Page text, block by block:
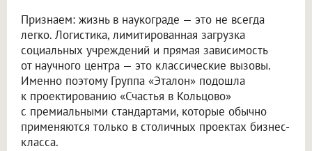
Признаем: жизнь в наукограде — это не всегда
легко. Логистика, лимитированная загрузка
социальных учреждений и прямая зависимость
от научного центра — это классические вызовы.
Именно поэтому Группа «Эталон» подошла
к проектированию «Счастья в Кольцово»
с премиальными стандартами, которые обычно
применяются только в столичных проектах бизнес-
класса.